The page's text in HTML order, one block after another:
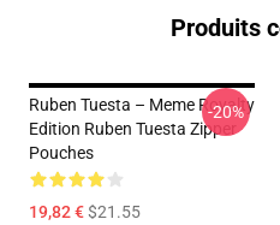
Produits
Ruben Tuesta – Meme Royalty
Edition Ruben Tuesta Zipper
Pouches
19,82 €$21.55
-20%